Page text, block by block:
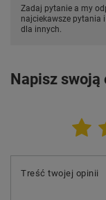
Zadaj pytanie a my
najciekawsze pytania
dla innych.
Napisz swoją
Treść twojej opinii